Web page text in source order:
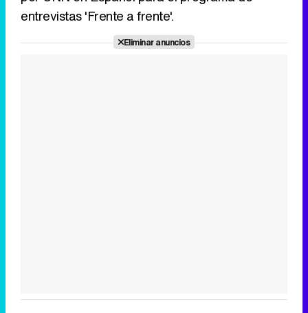
entrevistas 'Frente a frente'.
Eliminar anuncios